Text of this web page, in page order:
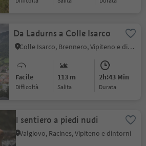
Da Ladurns a Colle Isarco
Colle Isarco, Brennero, Vipiteno e dintorni
Facile
Difficoltà
113 m
Salita
2h:43 Min
durata
Il sentiero a piedi nudi
Valgiovo, Racines, Vipiteno e dintorni